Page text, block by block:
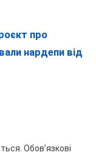
про
нардепи від
Обов’язкові